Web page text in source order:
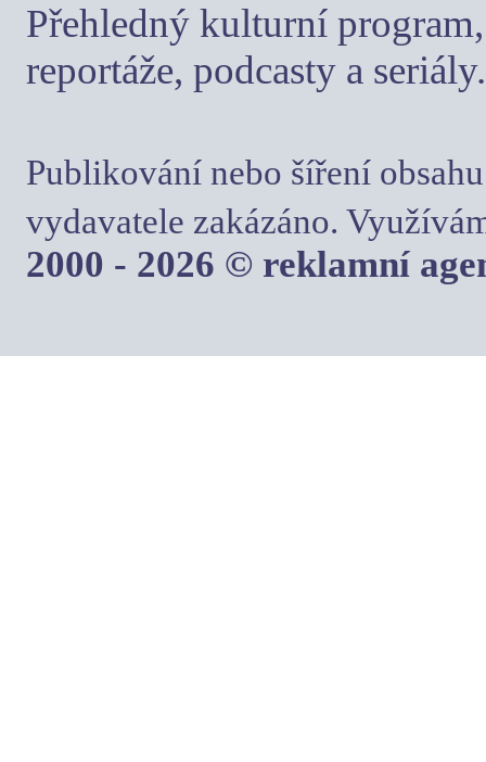
Přehledný kulturní
reportáže, podcasty a seriály.
Publikování nebo šíření
vydavatele zakázáno.
2000 - 2026 © reklamní